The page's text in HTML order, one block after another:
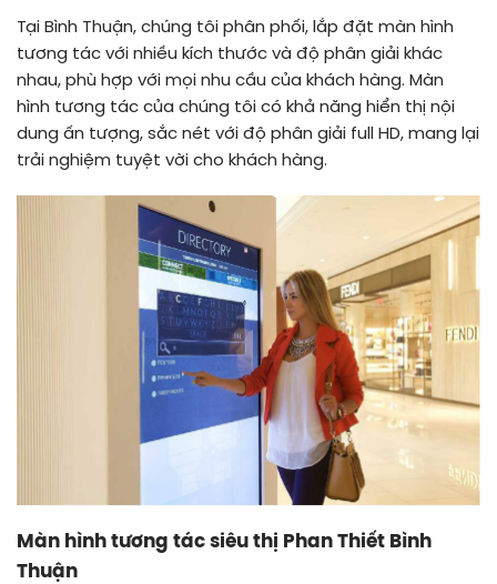
Tại Bình Thuận, chúng tôi phân phối, lắp đặt màn hình
tương tác với nhiều kích thước và độ phân giải khác
nhau, phù hợp với mọi nhu cầu của khách hàng. Màn
hình tương tác của chúng tôi có khả năng hiển thị nội
dung ấn tượng, sắc nét với độ phân giải full HD, mang lại
trải nghiệm tuyệt vời cho khách hàng.
Màn hình tương tác siêu thị Phan Thiết Bình
Thuận